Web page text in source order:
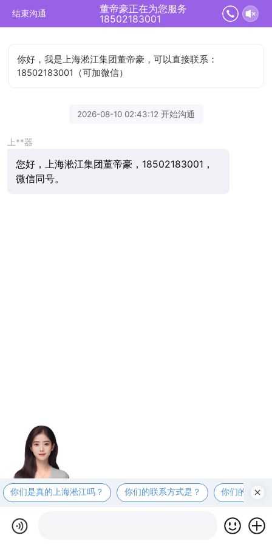
结束沟通
董帝豪正在为您服务
18502183001
你好，我是上海淞江集团董帝豪，可以直接联系：
18502183001（可加微信）
2026-08-10 02:43:12 开始沟通
上**器
您好，上海淞江集团董帝豪，18502183001，
微信同号。
你们是真的上海淞江吗？ 你们的联系方式是？ 你们的工厂